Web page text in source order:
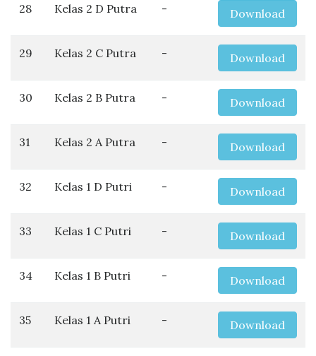
28 Kelas 2 D Putra - Download
29 Kelas 2 C Putra - Download
30 Kelas 2 B Putra - Download
31 Kelas 2 A Putra - Download
32 Kelas 1 D Putri - Download
33 Kelas 1 C Putri - Download
34 Kelas 1 B Putri - Download
35 Kelas 1 A Putri - Download